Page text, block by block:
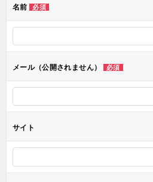
ー
ン
名前 必須
メール（公開されません） 必須
サイト